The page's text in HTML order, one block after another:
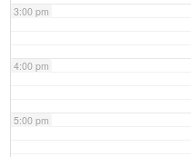
3:00 pm
4:00 pm
5:00 pm